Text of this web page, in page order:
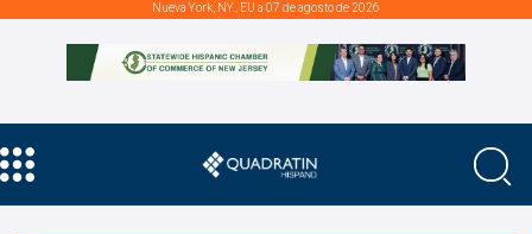
Nueva York, NY., EU a 07 de agosto de 2026